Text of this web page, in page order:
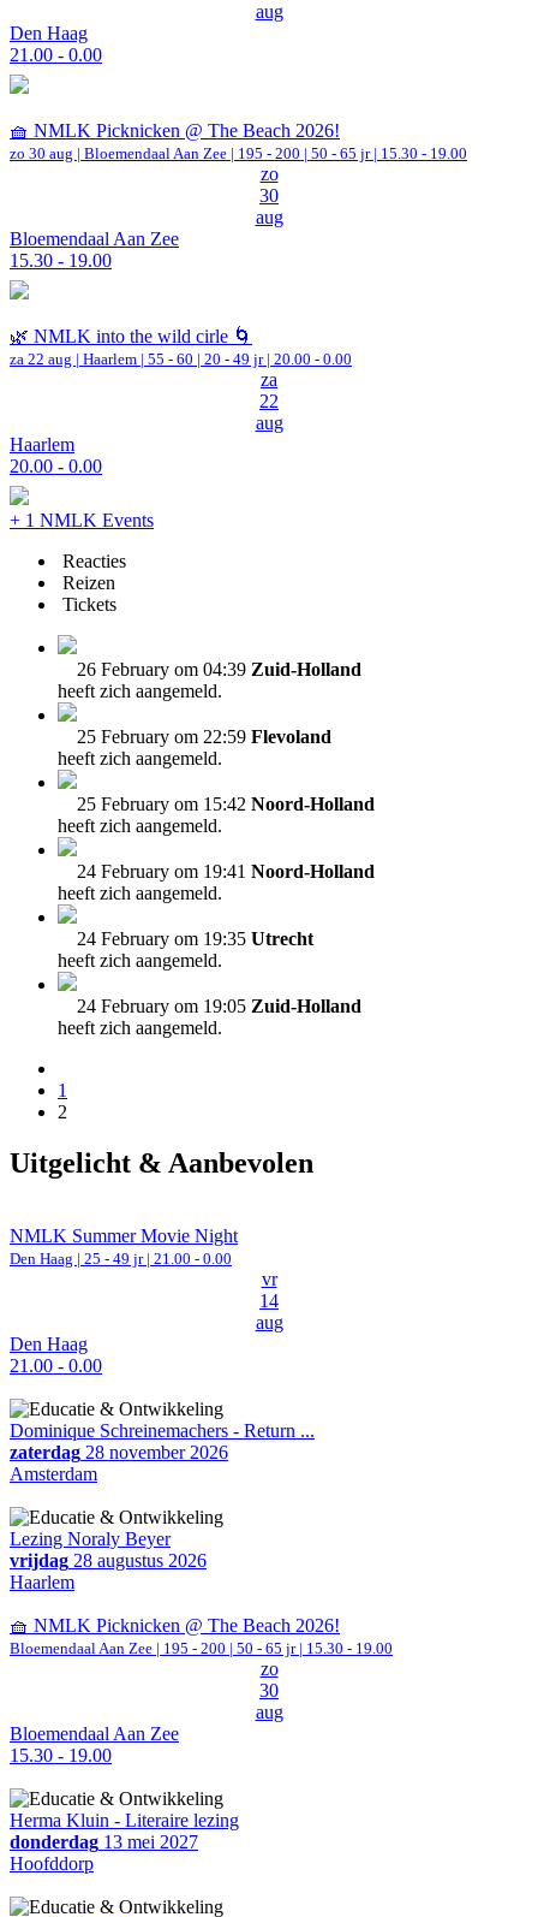
aug
Den Haag
21.00 - 0.00
🧺 NMLK Picknicken @ The Beach 2026!
zo 30 aug | Bloemendaal Aan Zee | 195 - 200 | 50 - 65 jr | 15.30 - 19.00
zo
30
aug
Bloemendaal Aan Zee
15.30 - 19.00
🌿 NMLK into the wild cirle 🌀
za 22 aug | Haarlem | 55 - 60 | 20 - 49 jr | 20.00 - 0.00
za
22
aug
Haarlem
20.00 - 0.00
+ 1 NMLK Events
Reacties
Reizen
Tickets
26 February om 04:39 Zuid-Holland
heeft zich aangemeld.
25 February om 22:59 Flevoland
heeft zich aangemeld.
25 February om 15:42 Noord-Holland
heeft zich aangemeld.
24 February om 19:41 Noord-Holland
heeft zich aangemeld.
24 February om 19:35 Utrecht
heeft zich aangemeld.
24 February om 19:05 Zuid-Holland
heeft zich aangemeld.
1
2
Uitgelicht & Aanbevolen
NMLK Summer Movie Night
Den Haag | 25 - 49 jr | 21.00 - 0.00
vr
14
aug
Den Haag
21.00 - 0.00
Dominique Schreinemachers - Return ...
zaterdag 28 november 2026
Amsterdam
Lezing Noraly Beyer
vrijdag 28 augustus 2026
Haarlem
🧺 NMLK Picknicken @ The Beach 2026!
Bloemendaal Aan Zee | 195 - 200 | 50 - 65 jr | 15.30 - 19.00
zo
30
aug
Bloemendaal Aan Zee
15.30 - 19.00
Herma Kluin - Literaire lezing
donderdag 13 mei 2027
Hoofddorp